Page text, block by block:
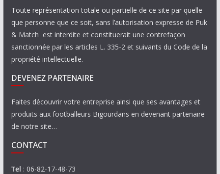
Toute représentation totale ou partielle de ce site par quelle
que personne que ce soit, sans l’autorisation expresse de Puk
& Match est interdite et constituerait une contrefaçon
sanctionnée par les articles L. 335-2 et suivants du Code de la
propriété intellectuelle.
DEVENEZ PARTENAIRE
Faites découvrir votre entreprise ainsi que ses avantages et
produits aux footballeurs Bigourdans en devenant partenaire
de notre site…
CONTACT
Tel : 06-82-17-48-73